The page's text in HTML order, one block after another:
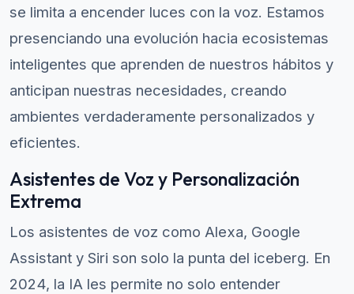
se limita a encender luces con la voz. Estamos
presenciando una evolución hacia ecosistemas
inteligentes que aprenden de nuestros hábitos y
anticipan nuestras necesidades, creando
ambientes verdaderamente personalizados y
eficientes.
Asistentes de Voz y Personalización
Extrema
Los asistentes de voz como Alexa, Google
Assistant y Siri son solo la punta del iceberg. En
2024, la IA les permite no solo entender